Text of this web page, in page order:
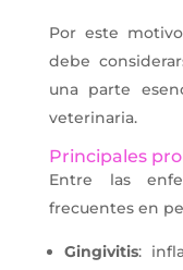
Por este
debe
una parte
veterinaria.
Principales
Entre las
frecuentes en
Gingivitis: